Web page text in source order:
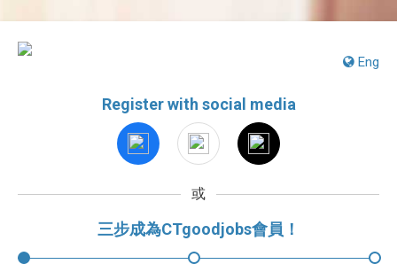
Eng
Register with social media
或
三步成為CTgoodjobs會員！